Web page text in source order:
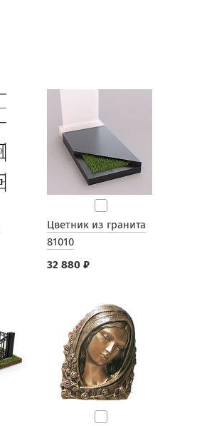
Цветник из гранита
81010
32 880 ₽